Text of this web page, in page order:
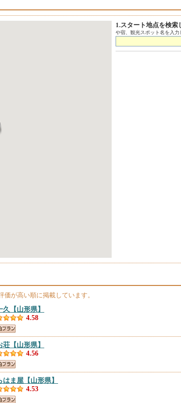
1.スタート地点を検索
や宿、観光スポット名を入力
が高い順に掲載しています。
【山形県】
4.58
荘 【山形県】
4.56
ま屋 【山形県】
4.53